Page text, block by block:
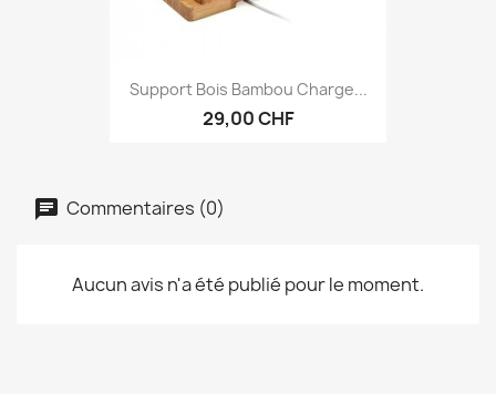
Support Bois Bambou Charge...
29,00 CHF
Commentaires (0)
Aucun avis n'a été publié pour le moment.